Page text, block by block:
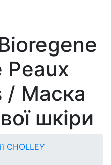
Peaux
/ Маска
шкіри
CHOLLEY